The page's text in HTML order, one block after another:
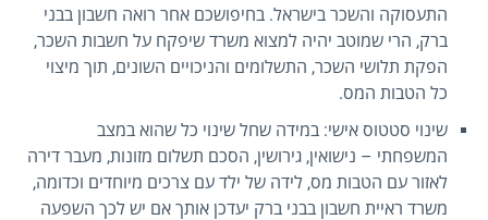
התעסוקה והשכר בישראל. בחיפושכם אחר רואה חשבון בבני
ברק, הרי שמוטב יהיה למצוא משרד שיפקח על חשבות השכר,
הפקת תלושי השכר, התשלומים והניכויים השונים, תוך מיצוי
כל הטבות המס.
שינוי סטטוס אישי: במידה שחל שינוי כל שהוא במצב
המשפחתי – נישואין, גירושין, הסכם תשלום מזונות, מעבר דירה
לאזור עם הטבות מס, לידה של ילד עם צרכים מיוחדים וכדומה,
משרד ראיית חשבון בבני ברק יעדכן אותך אם יש לכך השפעה